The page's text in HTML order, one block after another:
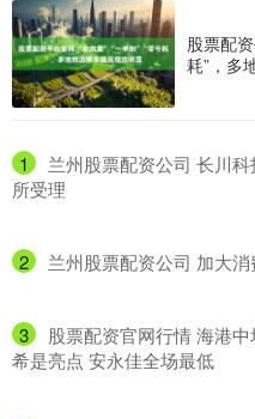
股票配
耗”，多
1
兰州股票配资公司 长川
所受理
2 兰州股票配资公司 加大
3
股票配资官网行情 海港
希是亮点 安永佳全场最低